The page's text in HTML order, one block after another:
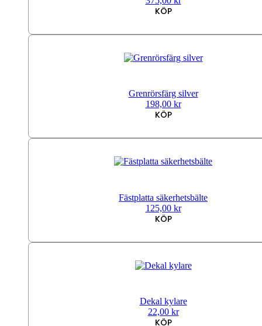
KÖP
Grenrörsfärg silver
198,00 kr
KÖP
Fästplatta säkerhetsbälte
125,00 kr
KÖP
Dekal kylare
22,00 kr
KÖP